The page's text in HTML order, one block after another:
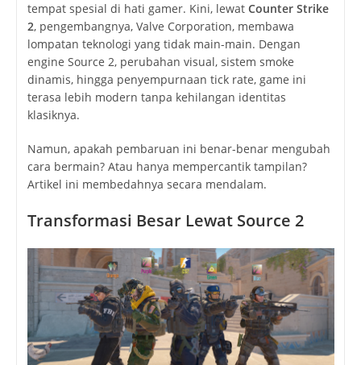
tempat spesial di hati gamer. Kini, lewat Counter Strike
2, pengembangnya, Valve Corporation, membawa
lompatan teknologi yang tidak main-main. Dengan
engine Source 2, perubahan visual, sistem smoke
dinamis, hingga penyempurnaan tick rate, game ini
terasa lebih modern tanpa kehilangan identitas
klasiknya.
Namun, apakah pembaruan ini benar-benar mengubah
cara bermain? Atau hanya mempercantik tampilan?
Artikel ini membedahnya secara mendalam.
Transformasi Besar Lewat Source 2